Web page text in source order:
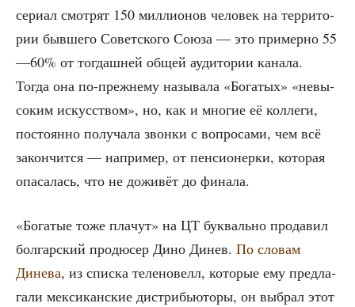
сери­ал смот­рят 150 мил­ли­о­нов чело­век на тер­ри­то­
рии быв­ше­го Совет­ско­го Сою­за — это при­мер­но 55
—60% от тогдаш­ней общей ауди­то­рии кана­ла.
Тогда она по-преж­не­му назы­ва­ла «Бога­тых» «невы­
со­ким искус­ством», но, как и мно­гие её кол­ле­ги,
посто­ян­но полу­ча­ла звон­ки с вопро­са­ми, чем всё
закон­чит­ся — напри­мер, от пен­си­о­нер­ки, кото­рая
опа­са­лась, что не дожи­вёт до финала.
«Бога­тые тоже пла­чут» на ЦТ бук­валь­но про­да­вил
бол­гар­ский про­дю­сер Дино Динев. По сло­вам
Дине­ва, из спис­ка теле­но­велл, кото­рые ему пред­ла­
га­ли мек­си­кан­ские дис­три­бью­то­ры, он выбрал этот